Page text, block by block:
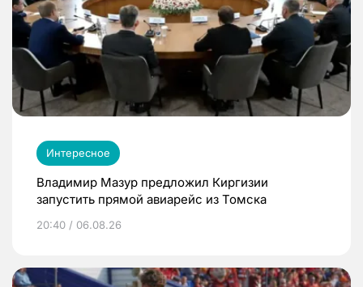
Интересное
Владимир Мазур предложил Киргизии
запустить прямой авиарейс из Томска
20:40 / 06.08.26